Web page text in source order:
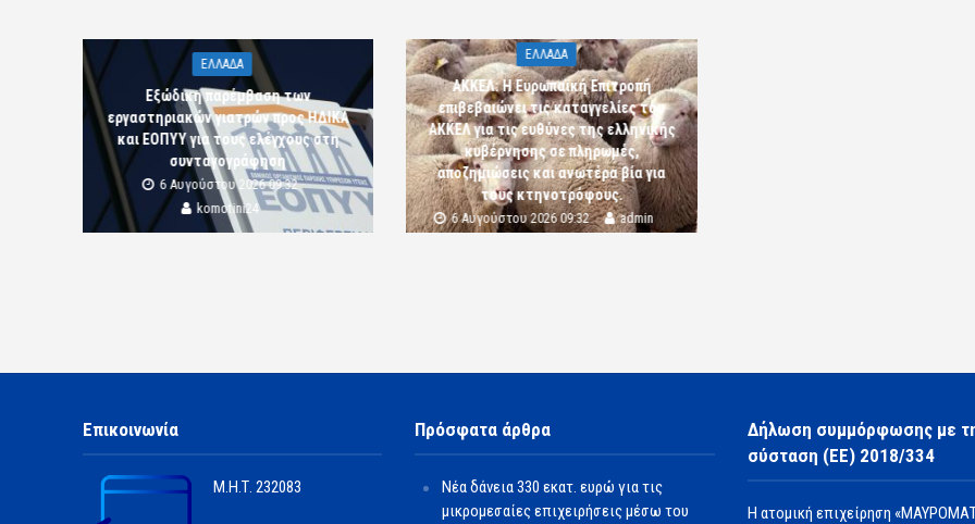
ΕΛΛΑΔΑ
Εξώδικη παρέμβαση των
εργαστηριακών γιατρών προς ΗΔΙΚΑ
και ΕΟΠΥΥ για τους ελέγχους στη
συνταγογράφηση
6 Αυγούστου 2026 09:32
komotini24
ΕΛΛΑΔΑ
ΑΚΚΕΛ: Η Ευρωπαϊκή Επιτροπή
επιβεβαιώνει τις καταγγελίες του
ΑΚΚΕΛ για τις ευθύνες της ελληνικής
κυβέρνησης σε πληρωμές,
αποζημιώσεις και ανωτέρα βία για
τους κτηνοτρόφους.
6 Αυγούστου 2026 09:32 admin
Επικοινωνία
Μ.Η.Τ. 232083
Πρόσφατα άρθρα
Νέα δάνεια 330 εκατ. ευρώ για τις
μικρομεσαίες επιχειρήσεις μέσω του
Δήλωση συμμόρφωσης με
σύσταση (ΕΕ) 2018/334
Η ατομική επιχείρηση